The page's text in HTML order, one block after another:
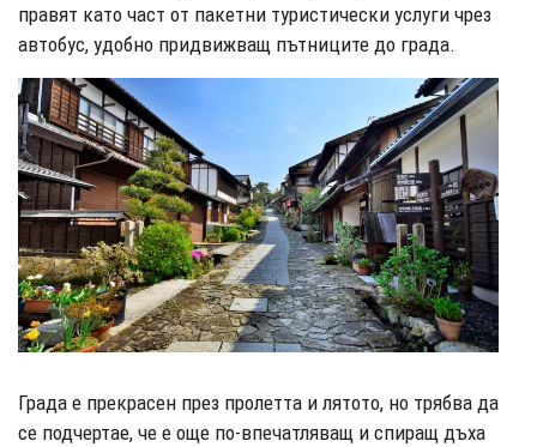
правят като част от пакетни туристически услуги чрез
автобус, удобно придвижващ пътниците до града.
Града е прекрасен през пролетта и лятото, но трябва да
се подчертае, че е още по-впечатляващ и спиращ дъха